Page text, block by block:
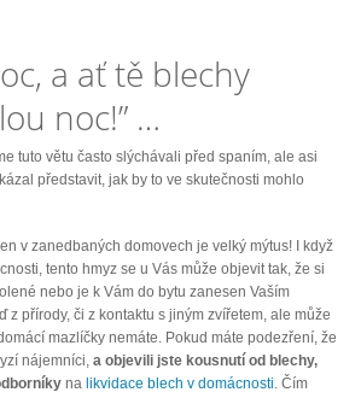
a ať tě blechy
noc!” …
tuto větu často slýchávali před spaním, ale asi
představit, jak by to ve skutečnosti mohlo
v zanedbaných domovech je velký mýtus! I když
tento hmyz se u Vás může objevit tak, že si
nebo je k Vám do bytu zanesen Vaším
z přírody, či z kontaktu s jiným zvířetem, ale může
mazlíčky nemáte. Pokud máte podezření, že
nájemníci, a objevili jste kousnutí od blechy,
na likvidace blech v domácnosti. Čím